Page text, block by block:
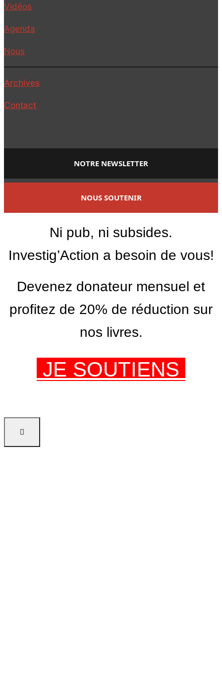
Vidéos
Agenda
Nous
Archives
Contact
NOTRE NEWSLETTER
NOUS SOUTENIR
Ni pub, ni subsides.
Investig’Action a besoin de vous!
Devenez donateur mensuel et
profitez de 20% de réduction sur
nos livres.
JE SOUTIENS